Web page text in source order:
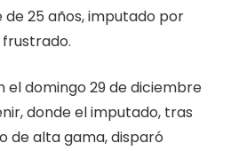
25 años, imputado por
el domingo 29 de diciembre
donde el imputado, tras
de alta gama, disparó